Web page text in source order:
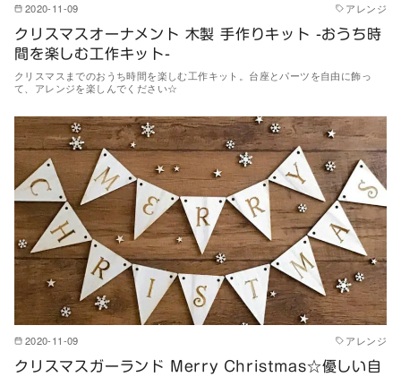
2020-11-09
アレンジ
クリスマスオーナメント 木製 手作りキット -おうち時
間を楽しむ工作キット-
クリスマスまでのおうち時間を楽しむ工作キット。台座とパーツを自由に飾っ
て、アレンジを楽しんでください☆
2020-11-09
アレンジ
クリスマスガーランド Merry Christmas☆優しい自